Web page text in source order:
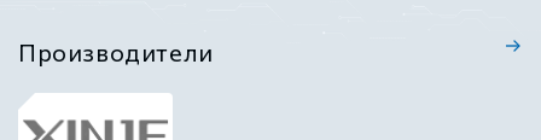
Производители